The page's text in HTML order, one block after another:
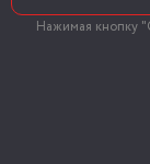
Нажимая кнопку